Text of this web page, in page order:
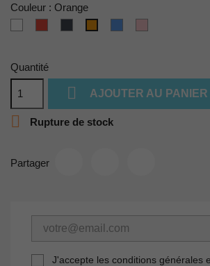
Couleur : Orange
Quantité
 AJOUTER AU PANIER
 Rupture de stock
Partager
J'accepte les conditions générales